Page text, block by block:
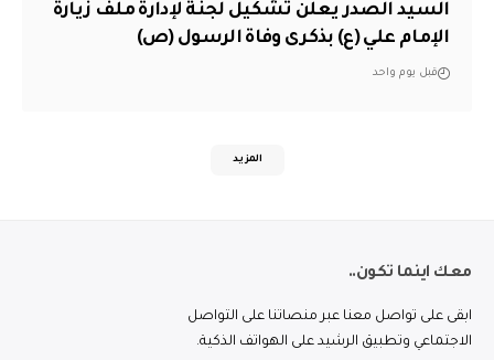
السيد الصدر يعلن تشكيل لجنة لإدارة ملف زيارة
الإمام علي (ع) بذكرى وفاة الرسول (ص)
قبل يوم واحد
المزيد
معك اينما تكون..
ابقى على تواصل معنا عبر منصاتنا على التواصل
الاجتماعي وتطبيق الرشيد على الهواتف الذكية.